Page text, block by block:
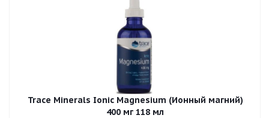
Trace Minerals Ionic Magnesium (Ионный магний)
400 мг 118 мл